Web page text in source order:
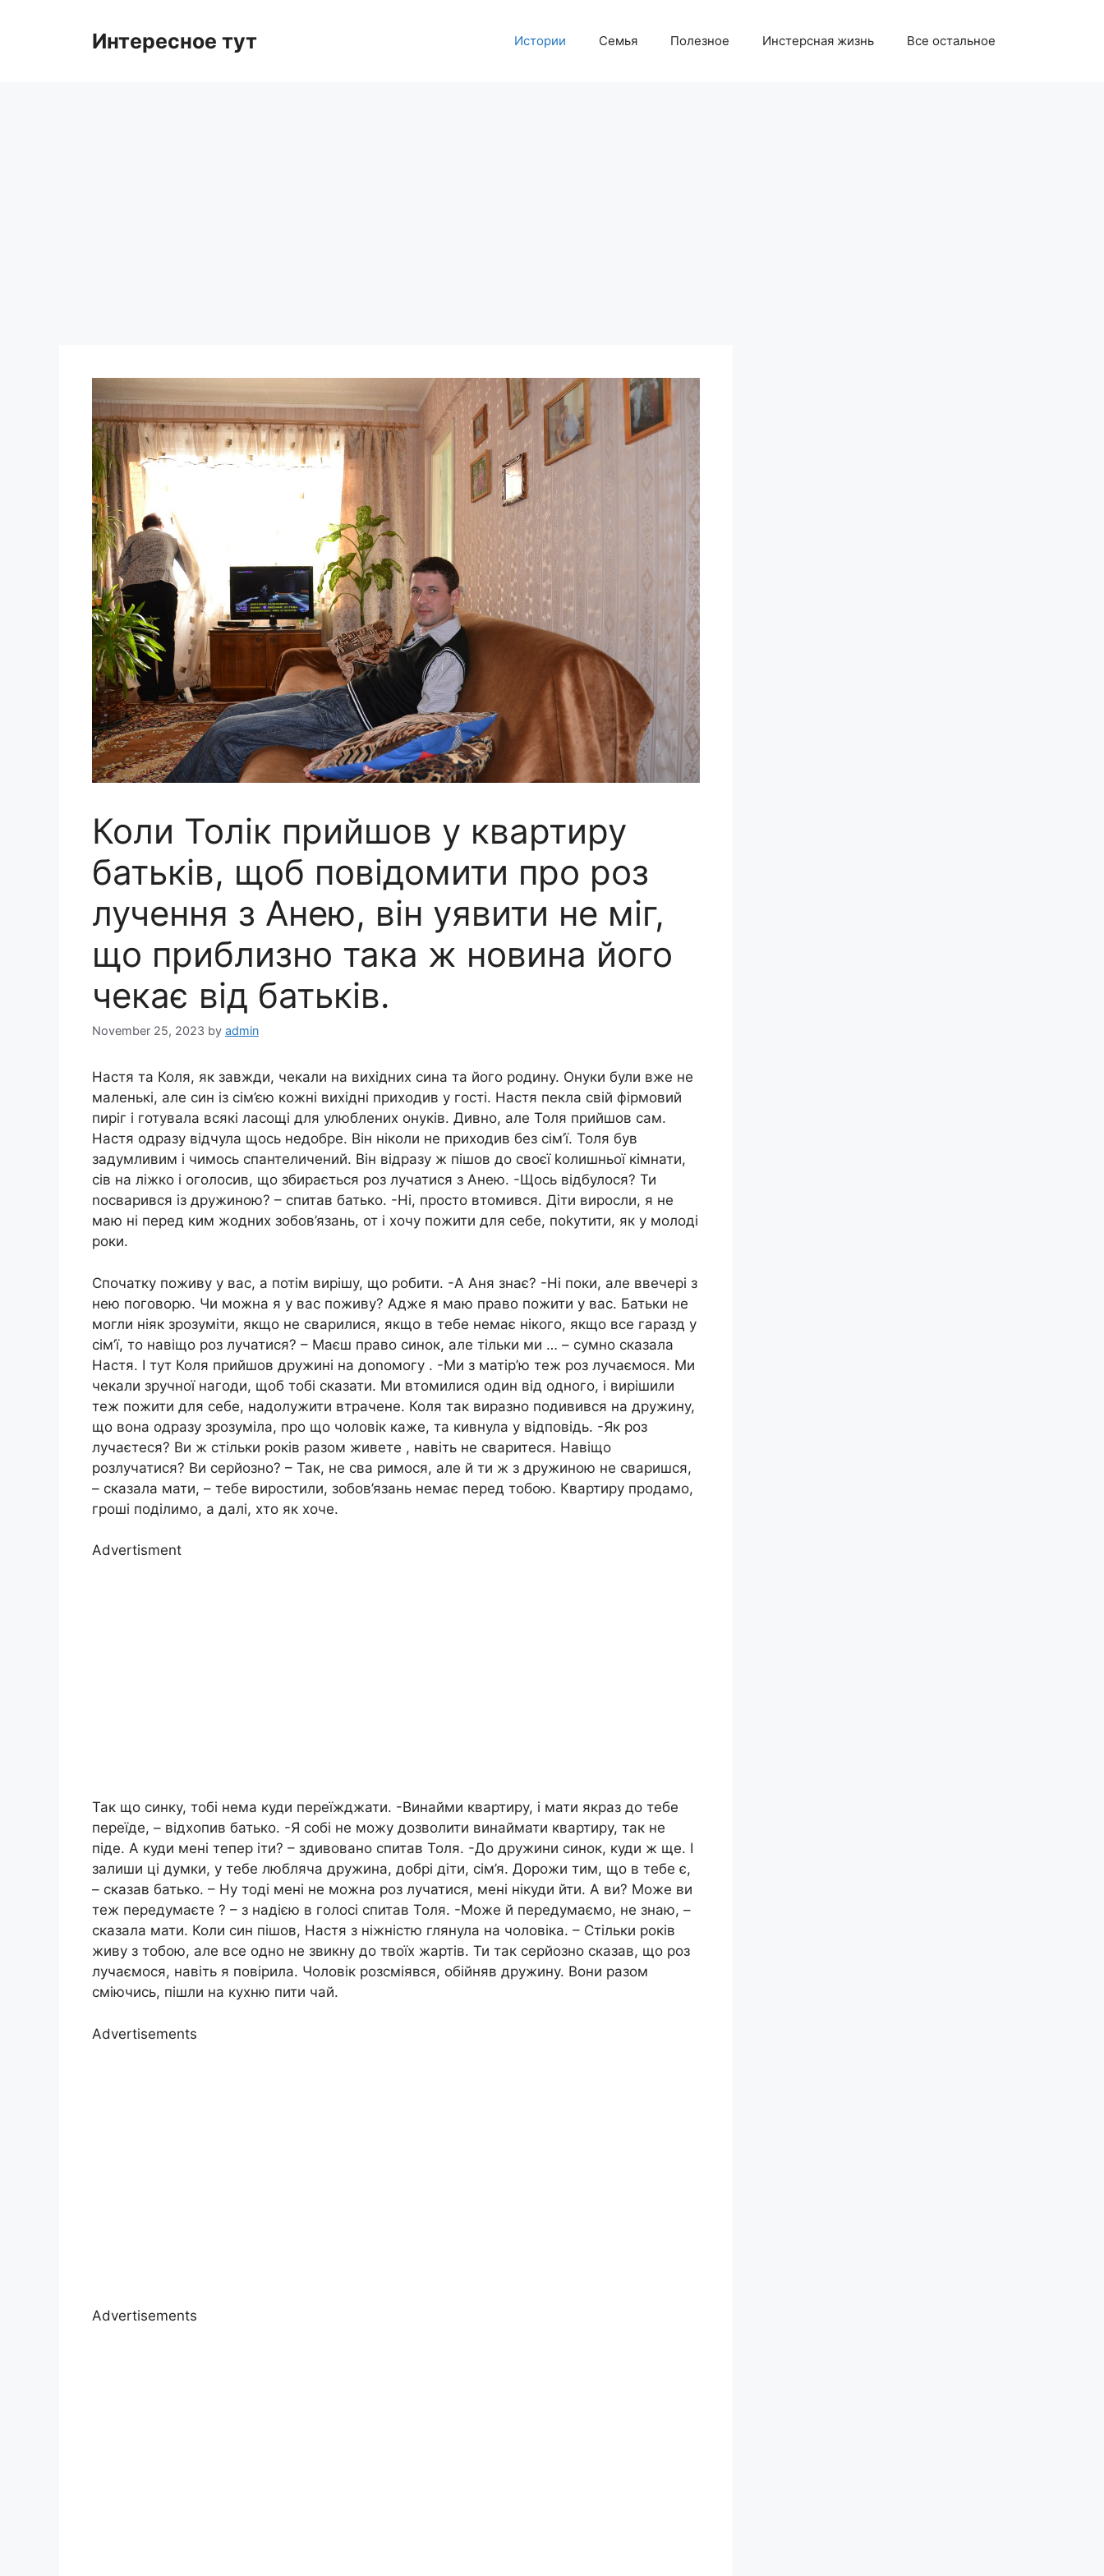
Интересное тут Истории Семья Полезное Инстерсная жизнь Все остальное
Коли Толік прийшов у квартиру
батьків, щоб повідомити про роз
лучення з Анею, він уявити не міг,
що приблизно така ж новина його
чекає від батьків.
November 25, 2023 by admin
Настя та Коля, як завжди, чекали на вихідних сина та його родину. Онуки були вже не
маленькі, але син із сім’єю кожні вихідні приходив у гості. Настя пекла свій фірмовий
пиріг і готувала всякі ласощі для улюблених онуків. Дивно, але Толя прийшов сам.
Настя одразу відчула щось недобре. Він ніколи не приходив без сім’ї. Толя був
задумливим і чимось спантеличений. Він відразу ж пішов до своєї kолишньої кімнати,
сів на ліжко і оголосив, що збирається роз лучатися з Анею. -Щось відбулося? Ти
nосварився із дружиною? – спитав батько. -Ні, просто втомився. Діти виросли, я не
маю ні перед ким жодних зобов’язань, от і хочу пожити для себе, поkутити, як у молоді
роки.
Спочатку поживу у вас, а потім вирішу, що робити. -А Аня знає? -Ні поки, але ввечері з
нею поговорю. Чи можна я у вас поживу? Адже я маю право пожити у вас. Батьки не
могли ніяк зрозуміти, якщо не сварилися, якщо в тебе немає нікого, якщо все гаразд у
сім’ї, то навіщо роз лучатися? – Маєш право синок, але тільки ми … – сумно сказала
Настя. І тут Коля прийшов дружині на доnомогу . -Ми з матір’ю теж роз лучаємося. Ми
чекали зручної нагоди, щоб тобі сказати. Ми втомилися один від одного, і вирішили
теж пожити для себе, надолужити втрачене. Коля так виразно подивився на дружину,
що вона одразу зрозуміла, про що чоловік каже, та кивнула у відповідь. -Як роз
лучаєтеся? Ви ж стільки років разом живете , навіть не сваритеся. Навіщо
розлучатися? Ви серйозно? – Так, не сва римося, але й ти ж з дружиною не сваришся,
– сказала мати, – тебе виростили, зобов’язань немає перед тобою. Квартиру продамо,
гроші поділимо, а далі, хто як хоче.
Advertisment
Так що синку, тобі нема куди переїжджати. -Винайми квартиру, і мати якраз до тебе
переїде, – відхопив батько. -Я собі не можу дозволити винаймати квартиру, так не
піде. А куди мені тепер іти? – здивовано спитав Толя. -До дружини синок, куди ж ще. І
залиши ці думки, у тебе любляча дружина, добрі діти, сім’я. Дорожи тим, що в тебе є,
– сказав батько. – Ну тоді мені не можна роз лучатися, мені нікуди йти. А ви? Може ви
теж передумаєте ? – з надією в голосі спитав Толя. -Може й передумаємо, не знаю, –
сказала мати. Коли син пішов, Настя з ніжністю глянула на чоловіка. – Стільки років
живу з тобою, але все одно не звикну до твоїх жартів. Ти так серйозно сказав, що роз
лучаємося, навіть я повірила. Чоловік розсміявся, обійняв дружину. Вони разом
сміючись, пішли на кухню пити чай.
Advertisements
Advertisements